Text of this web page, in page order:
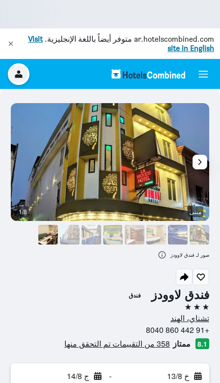
ar.hotelscombined.com متوفر أيضاً باللغة الإنجليزية.Visit
site in English
فندق لاوودز فندق
3 نجوم
تشناي، الهند
+91 442 860 8040
8.1 ممتاز 358 من التقييمات تم التحقق منها
خ 13/8 - ج 14/8
مبنى 1/8
صور لـ فندق لاوودز